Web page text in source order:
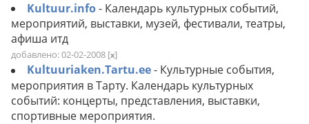
Kultuur.info- Календарь культурных событий,
мероприятий, выставки, музей, фестивали, театры,
афиша итд
добавлено: 02-02-2008 [x]
Kultuuriaken.Tartu.ee- Культурные события,
мероприятия в Тарту. Календарь культурных
событий: концерты, представления, выставки,
спортивные мероприятия.